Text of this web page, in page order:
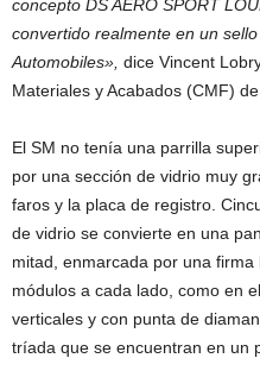
concepto DS AERO SPORT
convertido realmente en un
Automobiles», dice Vincent
Materiales y Acabados (CMF)
El SM no tenía una parrilla
por una sección de vidrio muy
faros y la placa de registro.
de vidrio se convierte en una
mitad, enmarcada por una
módulos a cada lado, como en
verticales y con punta de
tríada que se encuentran en un